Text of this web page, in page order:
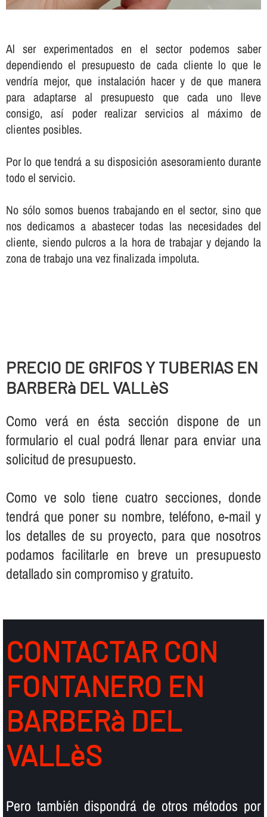
Al ser experimentados en el sector podemos saber
dependiendo el presupuesto de cada cliente lo que le
vendrí­a mejor, que instalación hacer y de que manera
para adaptarse al presupuesto que cada uno lleve
consigo, así­ poder realizar servicios al máximo de
clientes posibles.
Por lo que tendrá a su disposición asesoramiento durante
todo el servicio.
No sólo somos buenos trabajando en el sector, sino que
nos dedicamos a abastecer todas las necesidades del
cliente, siendo pulcros a la hora de trabajar y dejando la
zona de trabajo una vez finalizada impoluta.
PRECIO DE GRIFOS Y TUBERIAS EN
BARBERà DEL VALLèS
Como verá en ésta sección dispone de un
formulario el cual podrá llenar para enviar una
solicitud de presupuesto.
Como ve solo tiene cuatro secciones, donde
tendrá que poner su nombre, teléfono, e-mail y
los detalles de su proyecto, para que nosotros
podamos facilitarle en breve un presupuesto
detallado sin compromiso y gratuito.
CONTACTAR CON
FONTANERO EN
BARBERà DEL
VALLèS
Pero también dispondrá de otros métodos por